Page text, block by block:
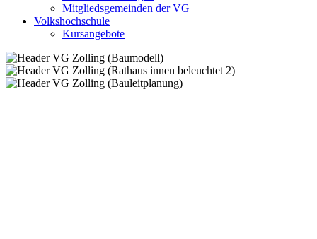
Mitgliedsgemeinden der VG
Volkshochschule
Kursangebote